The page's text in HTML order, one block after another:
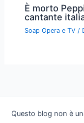
È morto
cantante
Soap Opera e TV /
Questo blog non è